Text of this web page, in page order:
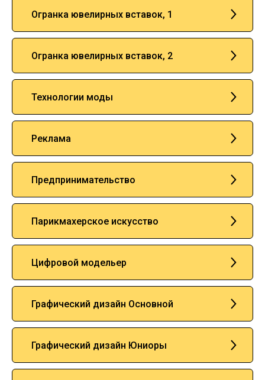
Огранка ювелирных вставок, 1
Огранка ювелирных вставок, 2
Технологии моды
Реклама
Предпринимательство
Парикмахерское искусство
Цифровой модельер
Графический дизайн Основной
Графический дизайн Юниоры